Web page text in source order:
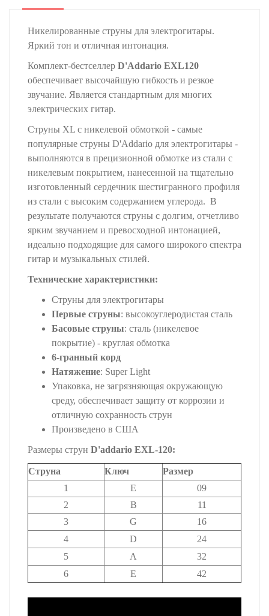
Никелированные струны для электрогитары.
Яркий тон и отличная интонация.
Комплект-бестселлер D'Addario EXL120
обеспечивает высочайшую гибкость и резкое
звучание. Является стандартным для многих
электрических гитар.
Струны XL с никелевой обмоткой - самые
популярные струны D'Addario для электрогитары -
выполняются в прецизионной обмотке из стали с
никелевым покрытием, нанесенной на тщательно
изготовленный сердечник шестигранного профиля
из стали с высоким содержанием углерода. В
результате получаются струны с долгим, отчетливо
ярким звучанием и превосходной интонацией,
идеально подходящие для самого широкого спектра
гитар и музыкальных стилей.
Технические характеристики:
Струны для электрогитары
Первые струны: высокоуглеродистая сталь
Басовые струны: сталь (никелевое
покрытие) - круглая обмотка
6-гранный корд
Натяжение: Super Light
Упаковка, не загрязняющая окружающую
среду, обеспечивает защиту от коррозии и
отличную сохранность струн
Произведено в США
Размеры струн D'addario EXL-120:
Струна Ключ
Размер
1
E
09
2
B
11
3
G
16
4
D
24
5
A
32
6
E 42